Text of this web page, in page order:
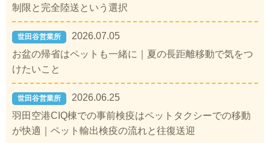
制限と完全陸送という選択
世田谷営業所
2026.07.05
お盆の帰省はペットも一緒に｜夏の長距離移動で気をつ
けたいこと
世田谷営業所
2026.06.25
羽田空港CIQ棟での事前検疫はペットタクシーでの移動
が快適｜ペット輸出検疫の流れと往復送迎